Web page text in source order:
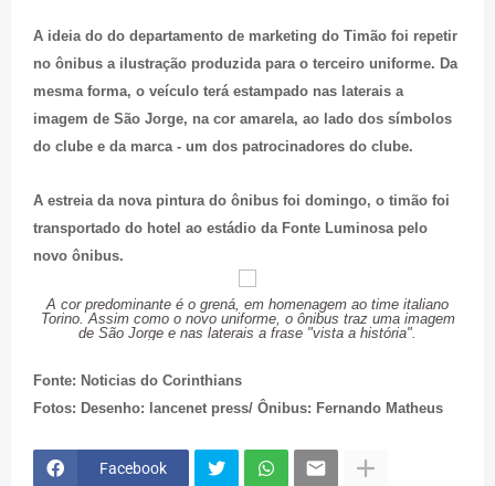
A ideia do do departamento de marketing do Timão foi repetir
no ônibus a ilustração produzida para o terceiro uniforme. Da
mesma forma, o veículo terá estampado nas laterais a
imagem de São Jorge, na cor amarela, ao lado dos símbolos
do clube e da marca - um dos patrocinadores do clube.
A estreia da nova pintura do ônibus foi domingo, o timão foi
transportado do hotel ao estádio da Fonte Luminosa pelo
novo ônibus.
A cor predominante é o grená, em homenagem ao time italiano
Torino. Assim como o novo uniforme, o ônibus traz uma imagem
de São Jorge e nas laterais a frase "vista a história".
Fonte: Noticias do Corinthians
Fotos: Desenho: lancenet press/ Ônibus: Fernando Matheus
Facebook